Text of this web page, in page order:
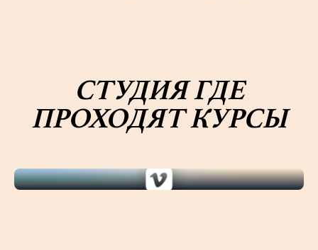
СТУДИЯ ГДЕ
ПРОХОДЯТ КУРСЫ